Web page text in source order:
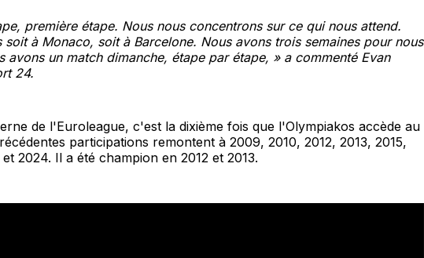
première étape. Nous nous concentrons sur ce qui nous attend.
soit à Monaco, soit à Barcelone. Nous avons trois semaines pour nous
avons un match dimanche, étape par étape, » a commenté Evan
24.
de l'Euroleague, c'est la dixième fois que l'Olympiakos accède au
participations remontent à 2009, 2010, 2012, 2013, 2015,
2024. Il a été champion en 2012 et 2013.